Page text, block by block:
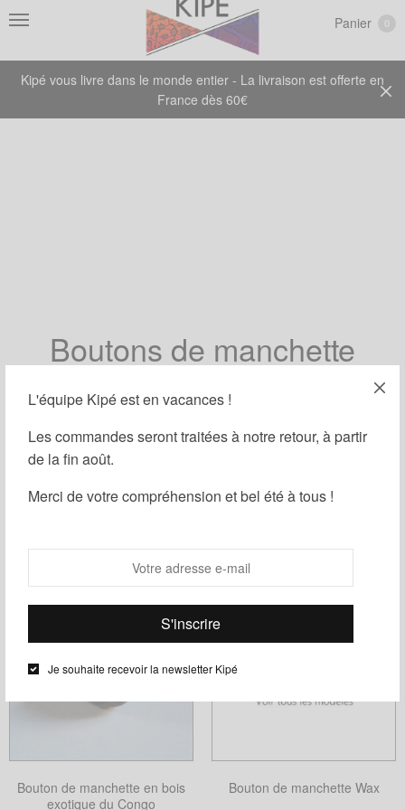
L'équipe Kipé est en vacances !
Les commandes seront traitées à notre retour, à partir
de la fin août.
Merci de votre compréhension et bel été à tous !
Je souhaite recevoir la newsletter Kipé
Kipé vous livre dans le monde entier - La livraison est offerte en
France dès 60€
Panier
Boutons de manchette
Filtrer
Bouton de manchette en bois
exotique du Congo
Bouton de manchette Wax